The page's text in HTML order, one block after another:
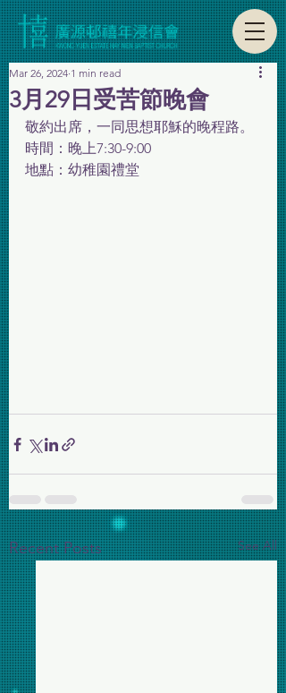
3月29日受苦節晚會
Mar 26, 2024 1 min read
敬約出席，一同思想耶穌的晚程路。
時間：晚上7:30-9:00
地點：幼稚園禮堂
Recent Posts See All